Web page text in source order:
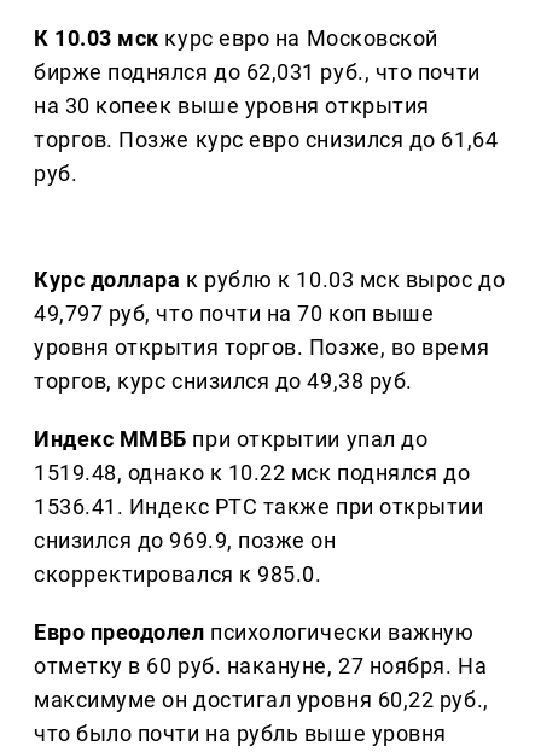
К 10.03 мск курс евро на Московской
бирже поднялся до 62,031 руб., что почти
на 30 копеек выше уровня открытия
торгов. Позже курс евро снизился до 61,64
руб.
Курс доллара к рублю к 10.03 мск вырос до
49,797 руб, что почти на 70 коп выше
уровня открытия торгов. Позже, во время
торгов, курс снизился до 49,38 руб.
Индекс ММВБ при открытии упал до
1519.48, однако к 10.22 мск поднялся до
1536.41. Индекс РТС также при открытии
снизился до 969.9, позже он
скорректировался к 985.0.
Евро преодолел психологически важную
отметку в 60 руб. накануне, 27 ноября. На
максимуме он достигал уровня 60,22 руб.,
что было почти на рубль выше уровня